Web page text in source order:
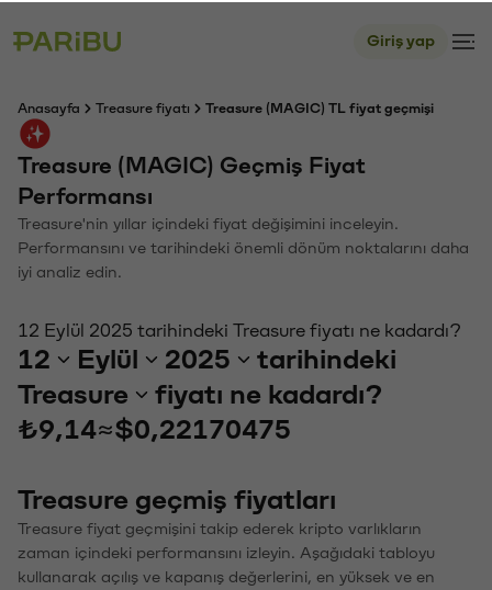
Giriş yap
Anasayfa Treasure fiyatı Treasure (MAGIC) TL fiyat geçmişi
Treasure (MAGIC) Geçmiş Fiyat
Performansı
Treasure'nin yıllar içindeki fiyat değişimini inceleyin.
Performansını ve tarihindeki önemli dönüm noktalarını daha
iyi analiz edin.
12 Eylül 2025 tarihindeki Treasure fiyatı ne kadardı?
12 Eylül 2025
tarihindeki
Treasure
fiyatı ne kadardı?
₺9,14≈$0,22170475
Treasure geçmiş fiyatları
Treasure fiyat geçmişini takip ederek kripto varlıkların
zaman içindeki performansını izleyin. Aşağıdaki tabloyu
kullanarak açılış ve kapanış değerlerini, en yüksek ve en